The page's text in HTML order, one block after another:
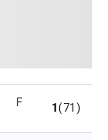
F 1(71)